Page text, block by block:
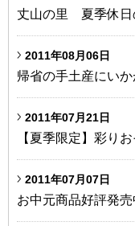
丈山の里 夏季休日
2011年08月06日
帰省の手土産にいか
2011年07月21日
【夏季限定】彩り
2011年07月07日
お中元商品好評発売